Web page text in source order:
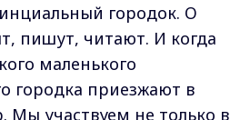
городок. О
пишут, читают. И когда
маленького
городка приезжают в
Мы участвуем не только в